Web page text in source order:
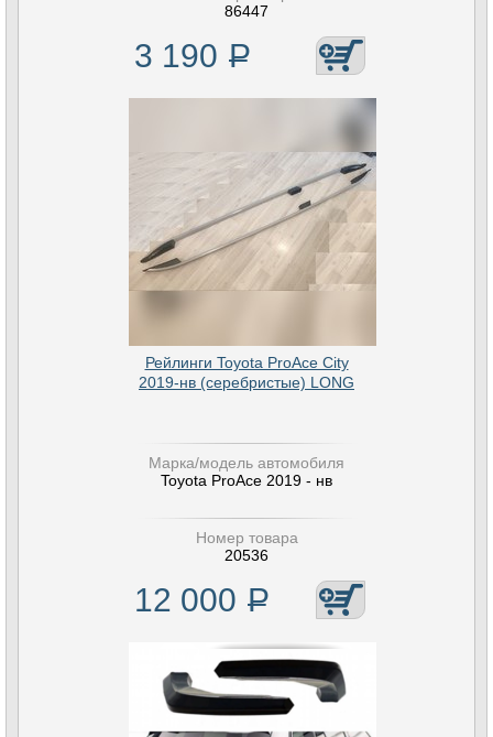
86447
3 190 Р
Рейлинги Toyota ProAce City
2019-нв (серебристые) LONG
Марка/модель автомобиля
Toyota ProAce 2019 - нв
Номер товара
20536
12 000 Р